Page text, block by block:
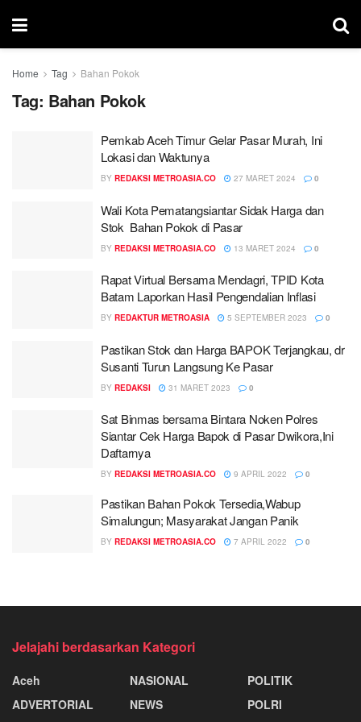
Home Tag Bahan Pokok
Tag: Bahan Pokok
Pemkab Aceh Timur Gelar Pasar Murah, Ini
Lokasi dan Waktunya
BY REDAKSI METROASIA.CO 27 MARET 2024 0
Wali Kota Pematangsiantar Sidak Harga dan
Stok Bahan Pokok di Pasar
BY REDAKSI METROASIA.CO 13 MARET 2024 0
Rapat Virtual Bersama Mendagri, TPID Kota
Batam Laporkan Hasil Pengendalian Inflasi
BY REDAKTUR METROASIA 5 SEPTEMBER 2023 0
Pastikan Stok dan Harga BAPOK Terjangkau, dr
Susanti Turun Langsung Ke Pasar
BY REDAKSI 31 MARET 2023 0
Sat Binmas bersama Bintara Noken Polres
Siantar Cek Harga Bapok di Pasar Dwikora,Ini
Daftarnya
BY REDAKSI METROASIA.CO 9 APRIL 2022 0
Pastikan Bahan Pokok Tersedia,Wabup
Simalungun; Masyarakat Jangan Panik
BY REDAKSI METROASIA.CO 7 APRIL 2022 0
Jelajahi berdasarkan Kategori
Aceh
ADVERTORIAL
NASIONAL
NEWS
POLITIK
POLRI